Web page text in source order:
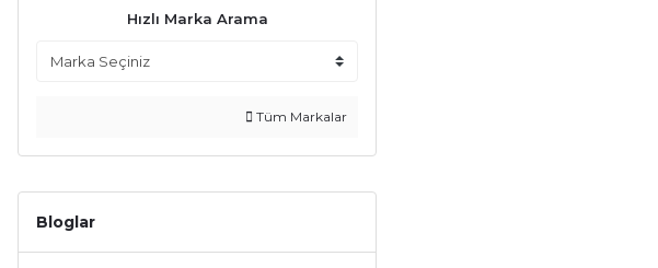
Hızlı Marka Arama
Tüm Markalar
Bloglar